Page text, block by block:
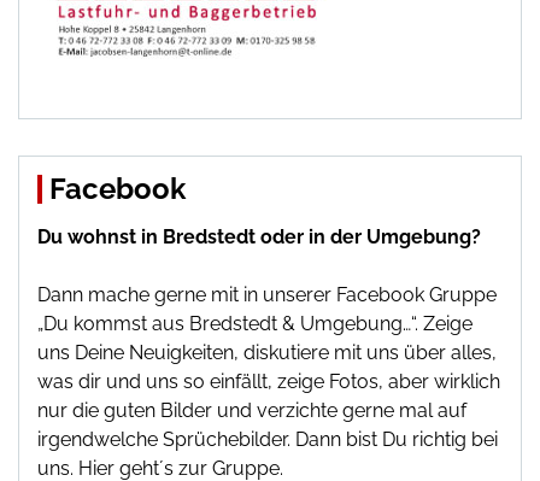
Facebook
Du wohnst in Bredstedt oder in der Umgebung?
Dann mache gerne mit in unserer Facebook Gruppe
„Du kommst aus Bredstedt & Umgebung…“. Zeige
uns Deine Neuigkeiten, diskutiere mit uns über alles,
was dir und uns so einfällt, zeige Fotos, aber wirklich
nur die guten Bilder und verzichte gerne mal auf
irgendwelche Sprüchebilder. Dann bist Du richtig bei
uns. Hier geht´s zur Gruppe.